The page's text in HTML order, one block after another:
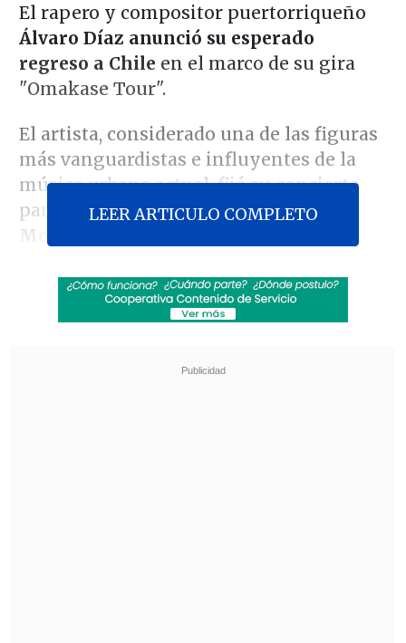
El rapero y compositor puertorriqueño
Álvaro Díaz anunció su esperado
regreso a Chile en el marco de su gira
"Omakase Tour".
El artista, considerado una de las figuras
más vanguardistas e influyentes de la
música urbana actual, fijó su concierto
para
el próximo 28 de agosto en el
Movistar Arena.
Revisa también
Sinaka tras su gira por Europa: "A veces los
LEER ARTICULO COMPLETO